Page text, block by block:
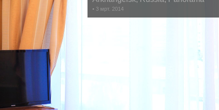
• 3 мрт. 2014